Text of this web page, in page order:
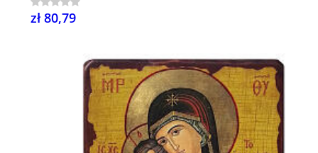
zł 80,79